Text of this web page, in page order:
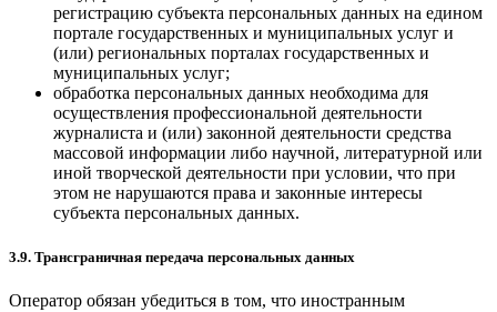
регистрацию субъекта персональных данных на едином
портале государственных и муниципальных услуг и
(или) региональных порталах государственных и
муниципальных услуг;
обработка персональных данных необходима для
осуществления профессиональной деятельности
журналиста и (или) законной деятельности средства
массовой информации либо научной, литературной или
иной творческой деятельности при условии, что при
этом не нарушаются права и законные интересы
субъекта персональных данных.
3.9. Трансграничная передача персональных данных
Оператор обязан убедиться в том, что иностранным